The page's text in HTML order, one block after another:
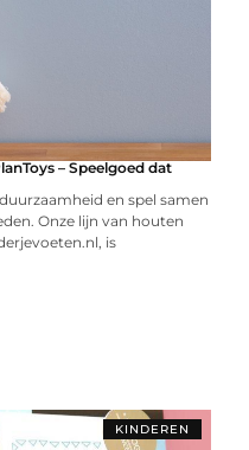
– Speelgoed dat
en spel samen
Onze lijn van houten
is
KINDEREN